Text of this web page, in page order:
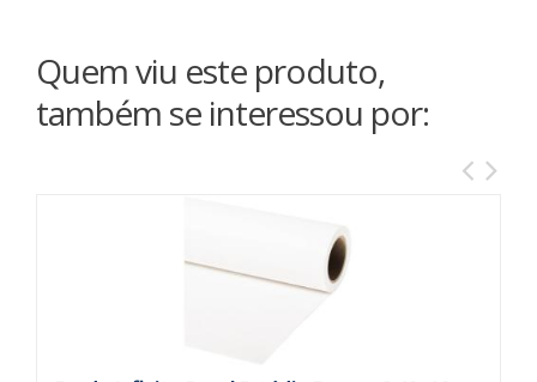
Quem viu este produto,
também se interessou por: